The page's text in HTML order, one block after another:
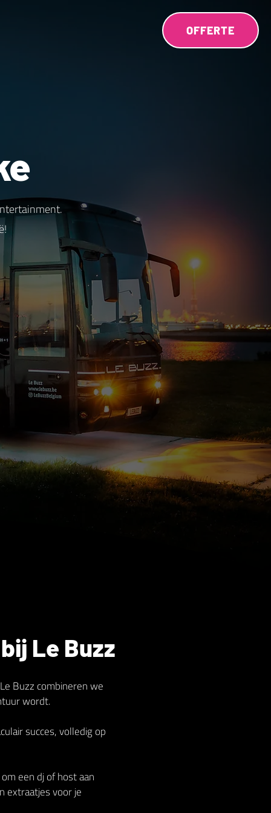
OFFERTE
Le Buzz
Buzz combineren we
wordt.
succes, volledig op
een dj of host aan
extraatjes voor je